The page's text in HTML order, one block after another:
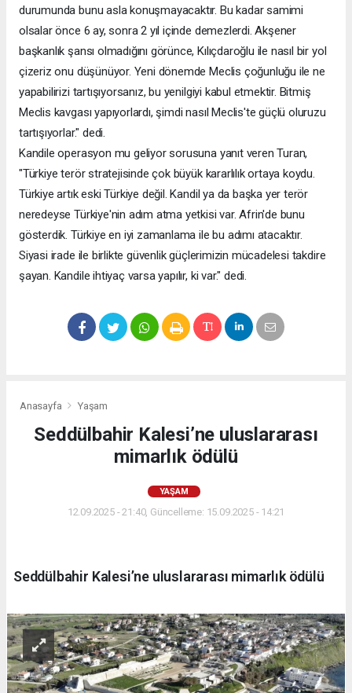
durumunda bunu asla konuşmayacaktır. Bu kadar samimi
olsalar önce 6 ay, sonra 2 yıl içinde demezlerdi. Akşener
başkanlık şansı olmadığını görünce, Kılıçdaroğlu ile nasıl bir yol
çizeriz onu düşünüyor. Yeni dönemde Meclis çoğunluğu ile ne
yapabilirizi tartışıyorsanız, bu yenilgiyi kabul etmektir. Bitmiş
Meclis kavgası yapıyorlardı, şimdi nasıl Meclis'te güçlü oluruzu
tartışıyorlar." dedi.
Kandile operasyon mu geliyor sorusuna yanıt veren Turan,
"Türkiye terör stratejisinde çok büyük kararlılık ortaya koydu.
Türkiye artık eski Türkiye değil. Kandil ya da başka yer terör
neredeyse Türkiye'nin adım atma yetkisi var. Afrin'de bunu
gösterdik. Türkiye en iyi zamanlama ile bu adımı atacaktır.
Siyasi irade ile birlikte güvenlik güçlerimizin mücadelesi takdire
şayan. Kandile ihtiyaç varsa yapılır, ki var." dedi.
Anasayfa Yaşam
Seddülbahir Kalesi’ne uluslararası
mimarlık ödülü
YAŞAM
12.09.2025 - 21:40, Güncelleme: 15.09.2025 - 14:21
Seddülbahir Kalesi’ne uluslararası mimarlık ödülü